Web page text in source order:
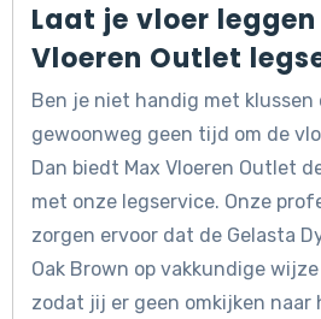
Laat je vloer
Vloeren Outlet
Ben je niet handig met klussen
gewoonweg geen tijd om de
Dan biedt Max Vloeren Outlet
met onze legservice. Onze
zorgen ervoor dat de Gelasta
Oak Brown op vakkundige
zodat jij er geen omkijken naar